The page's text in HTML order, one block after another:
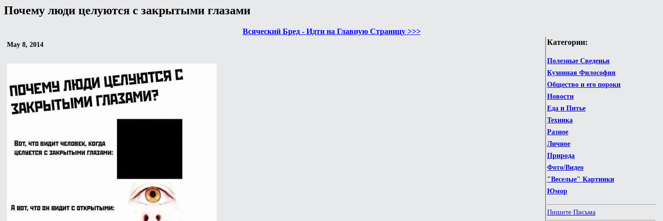
Почему люди целуются с закрытыми глазами
Всяческий Бред - Идти на Главную Страницу >>>
Категории:
Полезные Сведенья
Кухонная Философия
Общество и его пороки
Новости
Еда и Питье
Техника
Разное
Личное
Природа
Фото/Видео
"Веселые" Картинки
Юмор
Пишите Письма
May 8, 2014